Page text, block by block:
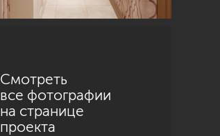
Смотреть
все фотографии
на странице
проекта